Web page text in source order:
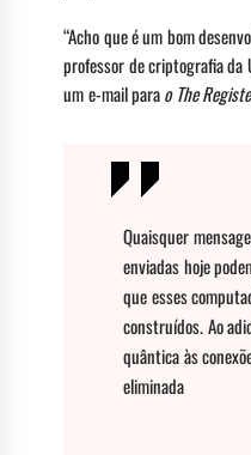
“Acho que é um bom
professor de criptografia da
um e-mail parao The
Quaisquer
enviadas hoje
que esses
construídos. Ao
quântica às
eliminada